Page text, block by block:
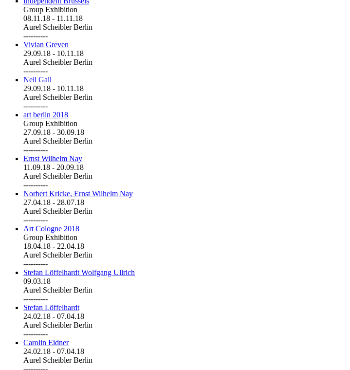
Group Exhibition
08.11.18 - 11.11.18
Aurel Scheibler Berlin
----------
Vivian Greven
29.09.18 - 10.11.18
Aurel Scheibler Berlin
----------
Neil Gall
29.09.18 - 10.11.18
Aurel Scheibler Berlin
----------
art berlin 2018
Group Exhibition
27.09.18 - 30.09.18
Aurel Scheibler Berlin
----------
Ernst Wilhelm Nay
11.09.18 - 20.09.18
Aurel Scheibler Berlin
----------
Norbert Kricke, Ernst Wilhelm Nay
27.04.18 - 28.07.18
Aurel Scheibler Berlin
----------
Art Cologne 2018
Group Exhibition
18.04.18 - 22.04.18
Aurel Scheibler Berlin
----------
Stefan Löffelhardt Wolfgang Ullrich
09.03.18
Aurel Scheibler Berlin
----------
Stefan Löffelhardt
24.02.18 - 07.04.18
Aurel Scheibler Berlin
----------
Carolin Eidner
24.02.18 - 07.04.18
Aurel Scheibler Berlin